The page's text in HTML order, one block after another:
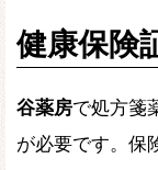
健康保険
谷薬房で処方箋
が必要です。保